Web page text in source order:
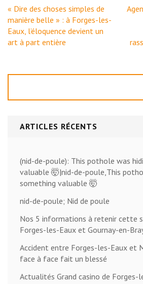
Navigation
de
l’article
« Dire des choses simples de
manière belle » : à Forges-les-
Eaux, l’éloquence devient un
art à part entière
ARTICLES RÉCENTS
(nid-de-poule): This pothole was
valuable 🤯|nid-de-poule,This
something valuable 🤯
nid-de-poule; Nid de poule
Nos 5 informations à retenir cette
Forges-les-Eaux et Gournay-en-
Accident entre Forges-les-Eaux et
face à face fait un blessé
Actualités Grand casino de Forges-